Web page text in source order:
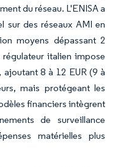
du réseau. L'ENISA a
sur des réseaux AMI en
moyens dépassant 2
italien impose
8 à 12 EUR (9 à
mais protégeant les
financiers intègrent
de surveillance
matérielles plus